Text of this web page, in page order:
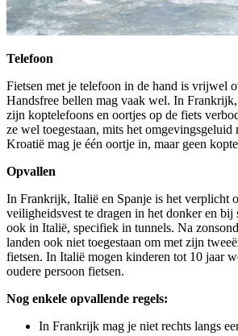
Telefoon
Fietsen met je telefoon in de hand is vrijwel
Handsfree bellen mag vaak wel. In
zijn koptelefoons en oortjes op de fiets
ze wel toegestaan, mits het omgevingsgeluid
Kroatië mag je één oortje in, maar geen
Opvallen
In Frankrijk, Italië en Spanje is het verplicht
veiligheidsvest te dragen in het donker en
ook in Italië, specifiek in tunnels. Na
landen ook niet toegestaan om met zijn
fietsen. In Italië mogen kinderen tot 10 jaar
oudere persoon fietsen.
Nog enkele opvallende regels:
In Frankrijk mag je niet rechts langs